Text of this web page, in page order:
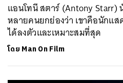
แอนโทนี สตาร์ (Antony
หลายคนยกย่องว่า เขาคือนักแ
ได้ลงตัวและเหมาะสมที่สุด
โดย Man On Film